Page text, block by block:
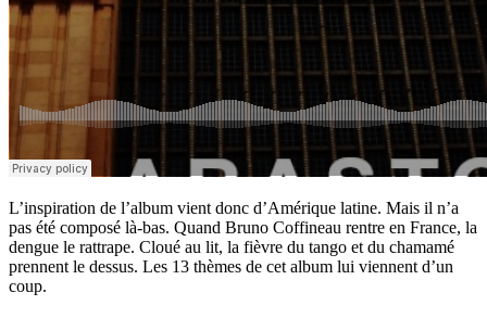
L’inspiration de l’album vient donc d’Amérique latine. Mais il n’a
pas été composé là-bas. Quand Bruno Coffineau rentre en France, la
dengue le rattrape. Cloué au lit, la fièvre du tango et du chamamé
prennent le dessus. Les 13 thèmes de cet album lui viennent d’un
coup.